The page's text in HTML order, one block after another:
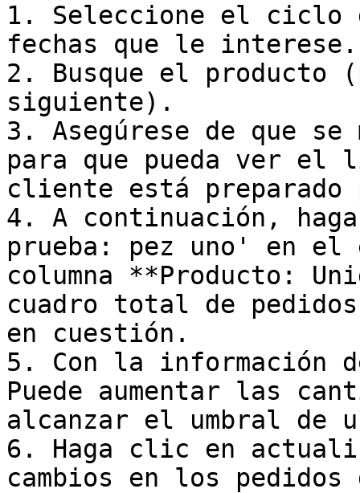
1. Seleccione el ciclo
fechas que le interese.
2. Busque el producto
siguiente).
3. Asegúrese de que se
para que pueda ver el
cliente está preparado
4. A continuación,
prueba: pez uno' en
columna **Producto:
cuadro total de
en cuestión.
5. Con la información
Puede aumentar las
alcanzar el umbral de
6. Haga clic en
cambios en los